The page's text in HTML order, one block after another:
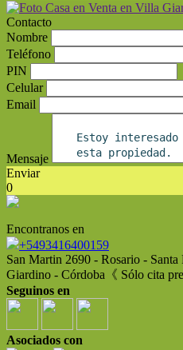
Contacto
Nombre
Teléfono
PIN
Celular
Email
Mensaje
Enviar
0
Encontranos en
+5493416400159
San Martin 2690 - Rosario -
Giardino - Córdoba《 Sólo cita
Seguinos en
Asociados con